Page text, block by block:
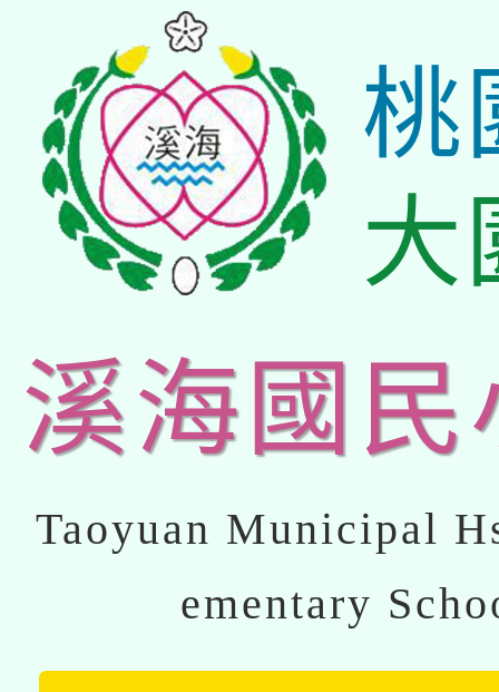
桃
大
溪海國民
Taoyuan Municipal
ementary